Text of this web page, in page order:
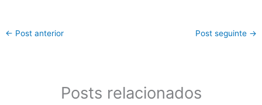
← Post anterior Post seguinte →
Posts relacionados